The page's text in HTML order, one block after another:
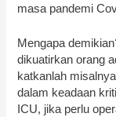
masa pandemi
Mengapa
dikuatirkan orang
katkanlah
dalam keadaan
ICU, jika perlu